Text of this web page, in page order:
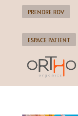
PRENDRE RDV
ESPACE PATIENT